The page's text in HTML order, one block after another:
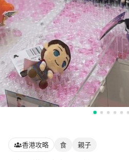
香港攻略 食 親子